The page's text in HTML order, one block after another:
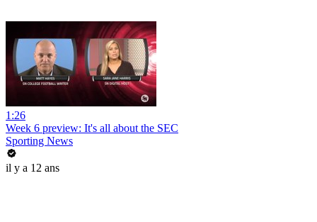
1:26
Week 6 preview: It's all about the SEC
Sporting News
il y a 12 ans